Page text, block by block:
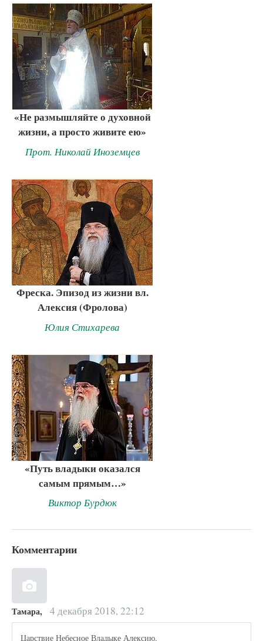
«Не размышляйте о духовной
жизни, а просто живите ею»
Прот. Николай Иноземцев
Фреска. Эпизод из жизни вл.
Алексия (Фролова)
Юлия Стихарева
«Путь владыки оказался
самым прямым…»
Виктор Бурдюк
Комментарии
Тамара, 4 декабря 2018, 22:12
Царствие Небесное Владыке Алексию.